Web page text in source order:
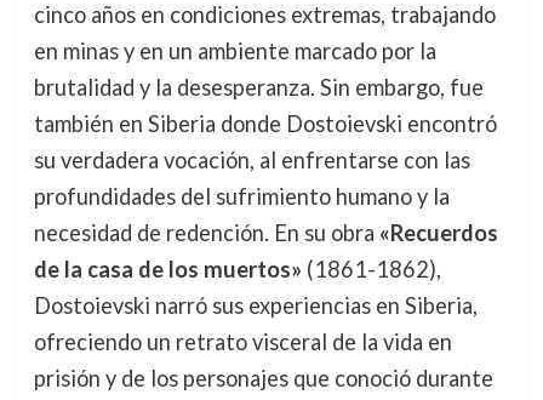
cinco años en condiciones extremas, trabajando
en minas y en un ambiente marcado por la
brutalidad y la desesperanza. Sin embargo, fue
también en Siberia donde Dostoievski encontró
su verdadera vocación, al enfrentarse con las
profundidades del sufrimiento humano y la
necesidad de redención. En su obra «Recuerdos
de la casa de los muertos» (1861-1862),
Dostoievski narró sus experiencias en Siberia,
ofreciendo un retrato visceral de la vida en
prisión y de los personajes que conoció durante